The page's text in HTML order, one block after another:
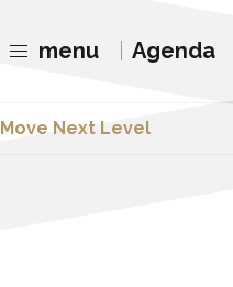
menu Agenda
Move Next Level